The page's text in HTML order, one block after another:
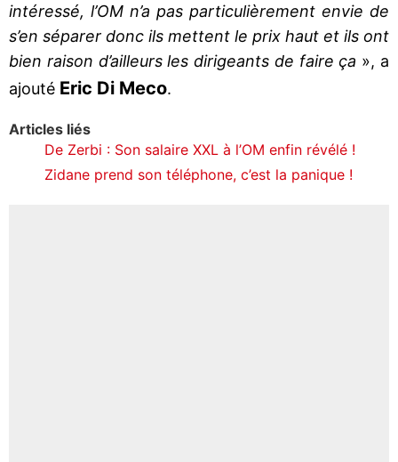
intéressé, l’OM n’a pas particulièrement envie de
s’en séparer donc ils mettent le prix haut et ils ont
bien raison d’ailleurs les dirigeants de faire ça », a
ajouté Eric Di Meco.
Articles liés
De Zerbi : Son salaire XXL à l’OM enfin révélé !
Zidane prend son téléphone, c’est la panique !